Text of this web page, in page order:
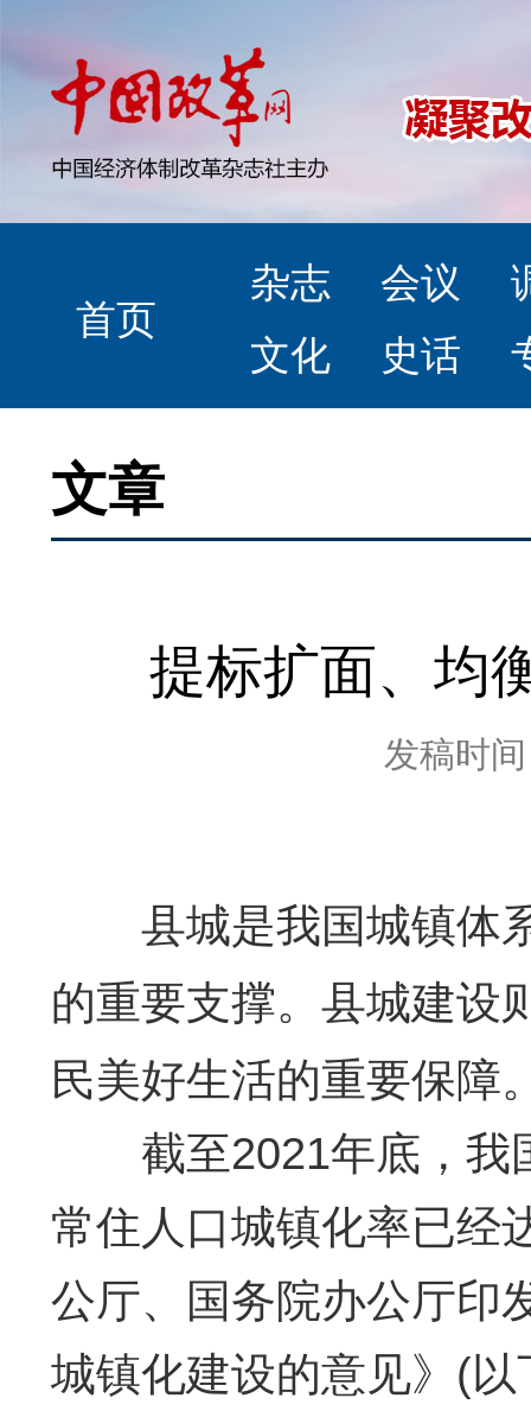
首页
杂志 会议
文化
史话
文章
提标扩面、均
发稿时
县城是我国城镇体系
的重要支撑。县城建设
民美好生活的重要保障
截至2021年底，我
常住人口城镇化率已经
公厅、国务院办公厅印
城镇化建设的意见》(